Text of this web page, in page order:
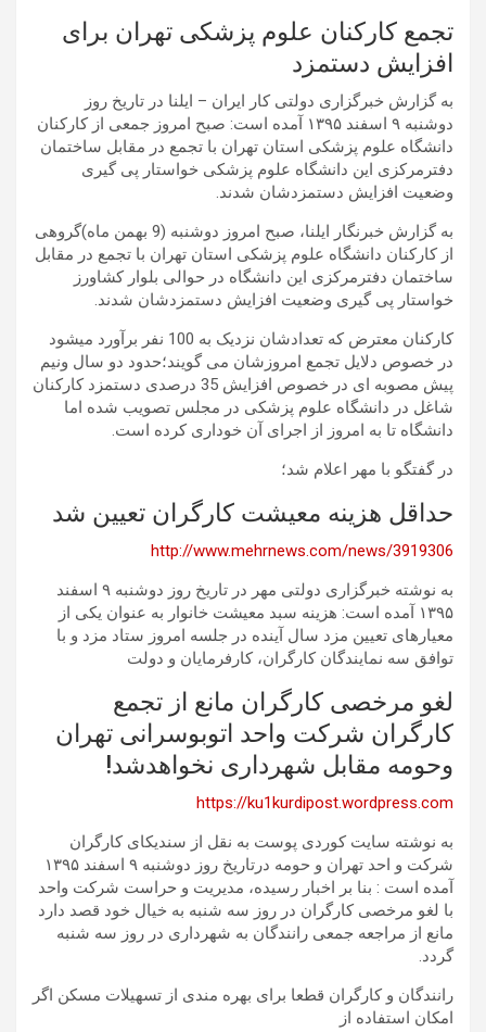
تجمع کارکنان علوم پزشکی تهران برای
افزایش دستمزد
به گزارش خبرگزاری دولتی کار ایران – ایلنا در تاریخ روز
دوشنبه ۹ اسفند ۱۳۹۵ آمده است: صبح امروز جمعی از کارکنان
دانشگاه علوم پزشکی استان تهران با تجمع در مقابل ساختمان
دفترمرکزی این دانشگاه علوم پزشکی خواستار پی گیری
وضعیت افزایش دستمزدشان شدند.
به گزارش خبرنگار ایلنا، صبح امروز دوشنبه (9 بهمن ماه)گروهی
از کارکنان دانشگاه علوم پزشکی استان تهران با تجمع در مقابل
ساختمان دفترمرکزی این دانشگاه در حوالی بلوار کشاورز
خواستار پی گیری وضعیت افزایش دستمزدشان شدند.
کارکنان معترض که تعدادشان نزدیک به 100 نفر برآورد میشود
در خصوص دلایل تجمع امروزشان می گویند؛حدود دو سال ونیم
پیش مصوبه ای در خصوص افزایش 35 درصدی دستمزد کارکنان
شاغل در دانشگاه علوم پزشکی در مجلس تصویب شده اما
دانشگاه تا به امروز از اجرای آن خوداری کرده است.
در گفتگو با مهر اعلام شد؛
حداقل هزینه معیشت کارگران تعیین شد
http://www.mehrnews.com/news/3919306
به نوشته خبرگزاری دولتی مهر در تاریخ روز دوشنبه ۹ اسفند
۱۳۹۵ آمده است: هزینه سبد معیشت خانوار به عنوان یکی از
معیارهای تعیین مزد سال آینده در جلسه امروز ستاد مزد و با
توافق سه نمایندگان کارگران، کارفرمایان و دولت
لغو مرخصی کارگران مانع از تجمع
کارگران شرکت واحد اتوبوسرانی تهران
وحومه مقابل شهرداری نخواهدشد!
https://ku1kurdipost.wordpress.com
به نوشته سایت کوردی پوست به نقل از سندیکای کارگران
شرکت و احد تهران و حومه درتاریخ روز دوشنبه ۹ اسفند ۱۳۹۵
آمده است : بنا بر اخبار رسیده، مدیریت و حراست شرکت واحد
با لغو مرخصی کارگران در روز سه شنبه به خیال خود قصد دارد
مانع از مراجعه جمعی رانندگان به شهرداری در روز سه شنبه
گردد.
رانندگان و کارگران قطعا برای بهره مندی از تسهیلات مسکن اگر
امکان استفاده از